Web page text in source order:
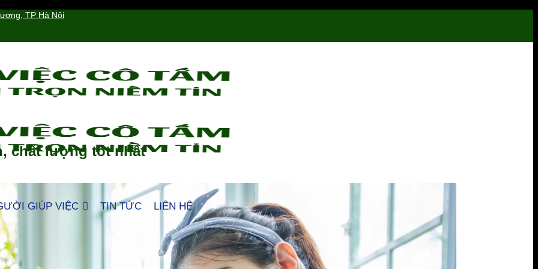
TP Hà Nội
GIÚP VIỆC TIN TỨC LIÊN HỆ
chất lượng tốt nhất